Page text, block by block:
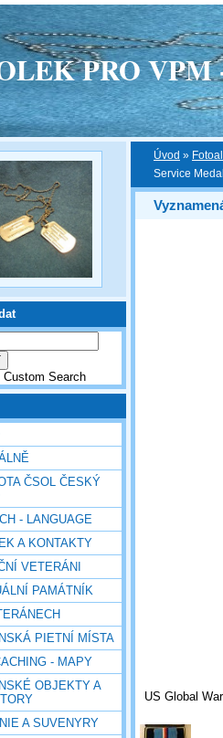
PRO VPM
ČSOL ČESKÝ
- LANGUAGE
A KONTAKTY
VETERÁNI
PAMÁTNÍK
PIETNÍ MÍSTA
- MAPY
OBJEKTY A
A SUVENYRY
Úvod »
Service
US Global